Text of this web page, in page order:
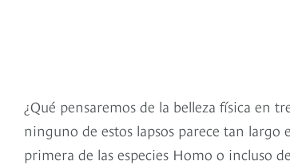
¿Qué pensaremos de la belleza física en
ninguno de estos lapsos parece tan
primera de las especies Homo o incluso